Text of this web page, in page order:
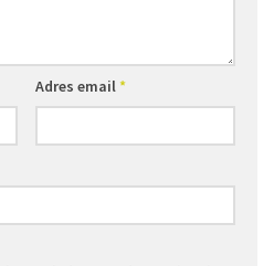
Adres email*